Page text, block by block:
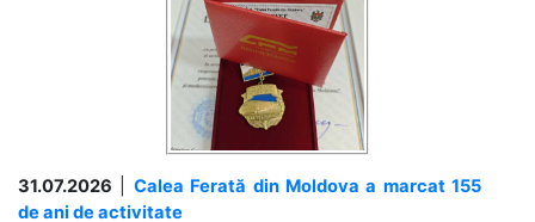
31.07.2026
Calea Ferată din Moldova a marcat 155
de ani de activitate